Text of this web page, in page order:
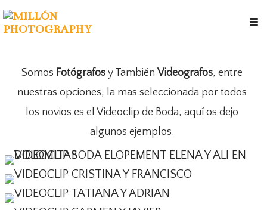
Somos Fotógrafos y También Videografos, entre
nuestras opciones, la mas seleccionada por todos
los novios es el Videoclip de Boda, aquí os dejo
algunos ejemplos.